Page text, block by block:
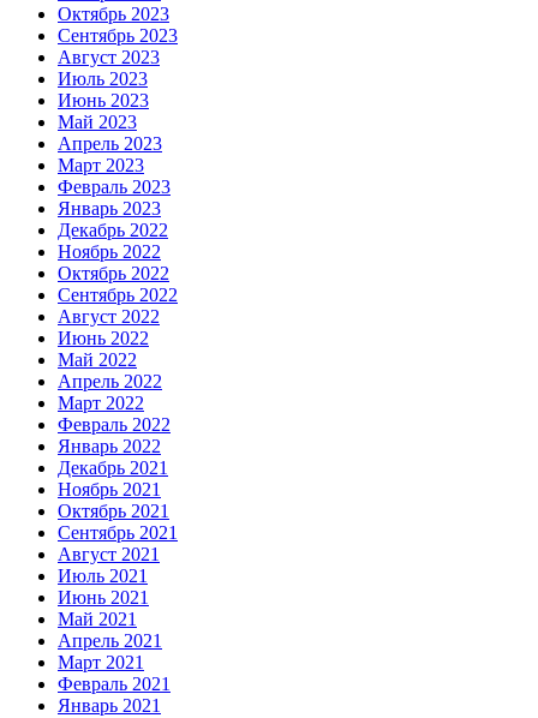
Октябрь 2023
Сентябрь 2023
Август 2023
Июль 2023
Июнь 2023
Май 2023
Апрель 2023
Март 2023
Февраль 2023
Январь 2023
Декабрь 2022
Ноябрь 2022
Октябрь 2022
Сентябрь 2022
Август 2022
Июнь 2022
Май 2022
Апрель 2022
Март 2022
Февраль 2022
Январь 2022
Декабрь 2021
Ноябрь 2021
Октябрь 2021
Сентябрь 2021
Август 2021
Июль 2021
Июнь 2021
Май 2021
Апрель 2021
Март 2021
Февраль 2021
Январь 2021